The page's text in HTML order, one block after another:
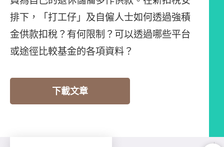
排下，「打工仔」及自僱人士如何透過強積
金供款扣稅？有何限制？可以透過哪些平台
或途徑比較基金的各項資料？
下載文章